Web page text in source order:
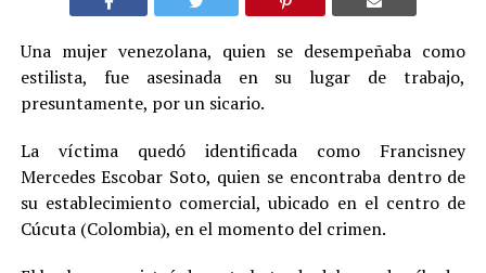
Una mujer venezolana, quien se desempeñaba como
estilista, fue asesinada en su lugar de trabajo,
presuntamente, por un sicario.
La víctima quedó identificada como Francisney
Mercedes Escobar Soto, quien se encontraba dentro de
su establecimiento comercial, ubicado en el centro de
Cúcuta (Colombia), en el momento del crimen.